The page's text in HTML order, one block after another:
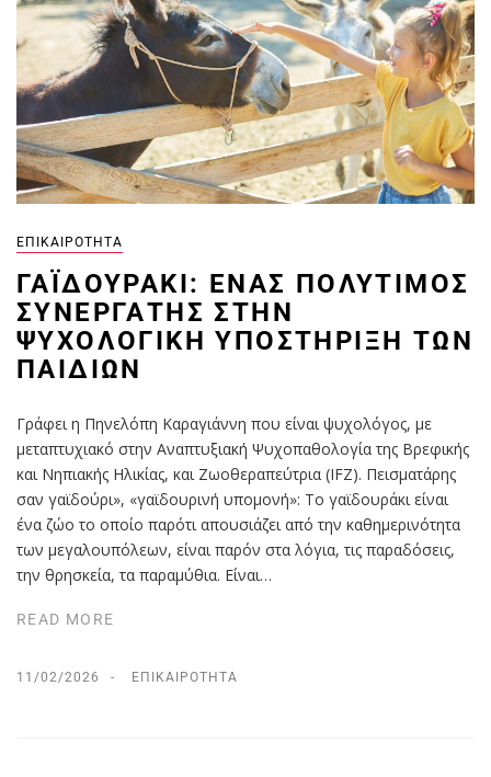
ΕΠΙΚΑΙΡΌΤΗΤΑ
ΓΑΪΔΟΥΡΆΚΙ: ΈΝΑΣ ΠΟΛΎΤΙΜΟΣ
ΣΥΝΕΡΓΆΤΗΣ ΣΤΗΝ
ΨΥΧΟΛΟΓΙΚΉ ΥΠΟΣΤΉΡΙΞΗ ΤΩΝ
ΠΑΙΔΙΏΝ
Γράφει η Πηνελόπη Καραγιάννη που είναι ψυχολόγος, με
μεταπτυχιακό στην Αναπτυξιακή Ψυχοπαθολογία της Βρεφικής
και Νηπιακής Ηλικίας, και Ζωοθεραπεύτρια (IFZ). Πεισματάρης
σαν γαϊδούρι», «γαϊδουρινή υπομονή»: Το γαϊδουράκι είναι
ένα ζώο το οποίο παρότι απουσιάζει από την καθημερινότητα
των μεγαλουπόλεων, είναι παρόν στα λόγια, τις παραδόσεις,
την θρησκεία, τα παραμύθια. Είναι…
READ MORE
11/02/2026 ΕΠΙΚΑΙΡΌΤΗΤΑ